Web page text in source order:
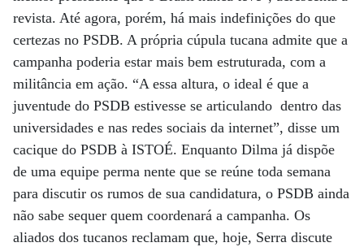
revista. Até agora, porém, há mais indefinições do que
certezas no PSDB. A própria cúpula tucana admite que a
campanha poderia estar mais bem estruturada, com a
militância em ação. “A essa altura, o ideal é que a
juventude do PSDB estivesse se articulando dentro das
universidades e nas redes sociais da internet”, disse um
cacique do PSDB à ISTOÉ. Enquanto Dilma já dispõe
de uma equipe perma nente que se reúne toda semana
para discutir os rumos de sua candidatura, o PSDB ainda
não sabe sequer quem coordenará a campanha. Os
aliados dos tucanos reclamam que, hoje, Serra discute